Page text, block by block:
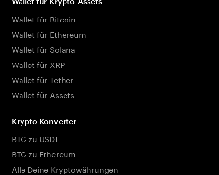
Wallet für Bitcoin
Wallet für Ethereum
Wallet für Solana
Wallet für XRP
Wallet für Tether
Wallet für Assets
Krypto Konverter
BTC zu USDT
BTC zu Ethereum
Alle Deine Kryptowährungen